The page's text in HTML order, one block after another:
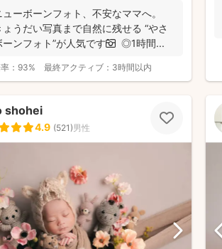
ーボーンフォト、不安なママへ。
うだい写真まで自然に残せる “やさ
ーンフォト”が人気です📷 ◎1時間...
： 93% 最終アクティブ： 3時間以内
shohei
4.9 (521)男性